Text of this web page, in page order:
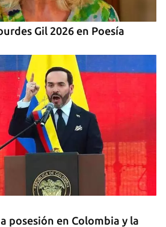
Gil 2026 en Poesía
posesión en Colombia y la